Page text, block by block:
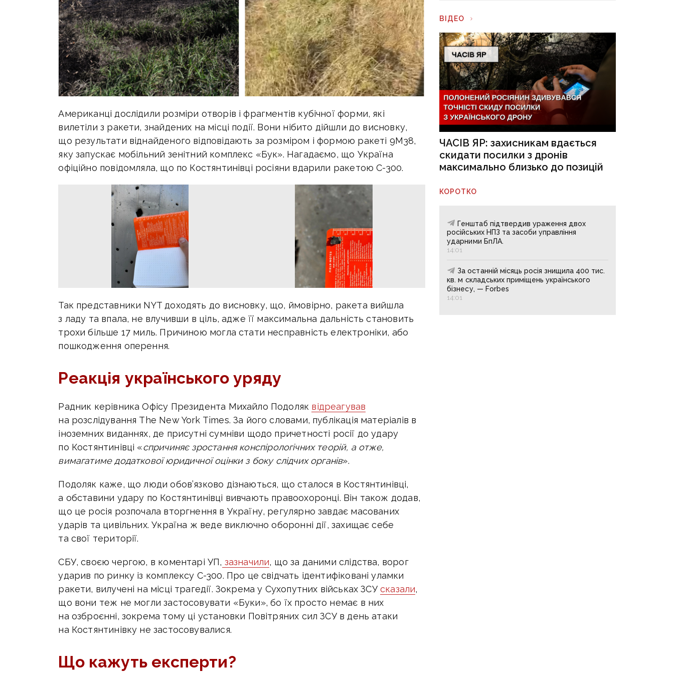
Американці дослідили розміри отворів і фрагментів кубічної форми, які
вилетіли з ракети, знайдених на місці події. Вони нібито дійшли до висновку,
що результати віднайденого відповідають за розміром і формою ракеті 9M38,
яку запускає мобільний зенітний комплекс «Бук». Нагадаємо, що Україна
офіційно повідомляла, що по Костянтинівці росіяни вдарили ракетою С-300.
Так представники NYT доходять до висновку, що, ймовірно, ракета вийшла
з ладу та впала, не влучивши в ціль, адже її максимальна дальність становить
трохи більше 17 миль. Причиною могла стати несправність електроніки, або
пошкодження оперення.
Реакція українського уряду
Радник керівника Офісу Президента Михайло Подоляк відреагував
на розслідування The New York Times. За його словами, публікація матеріалів в
іноземних виданнях, де присутні сумніви щодо причетності росії до удару
по Костянтинівці «спричиняє зростання конспірологічних теорій, а отже,
вимагатиме додаткової юридичної оцінки з боку слідчих органів».
Подоляк каже, що люди обов’язково дізнаються, що сталося в Костянтинівці,
а обставини удару по Костянтинівці вивчають правоохоронці. Він також додав,
що це росія розпочала вторгнення в Україну, регулярно завдає масованих
ударів та цивільних. Україна ж веде виключно оборонні дії, захищає себе
та свої території.
СБУ, своєю чергою, в коментарі УП, зазначили, що за даними слідства, ворог
ударив по ринку із комплексу С-300. Про це свідчать ідентифіковані уламки
ракети, вилучені на місці трагедії. Зокрема у Сухопутних військах ЗСУ сказали,
що вони теж не могли застосовувати «Буки», бо їх просто немає в них
на озброєнні, зокрема тому ці установки Повітряних сил ЗСУ в день атаки
на Костянтинівку не застосовувалися.
Що кажуть експерти?
ВІДЕО
ЧАСІВ ЯР: захисникам вдається
скидати посилки з дронів
максимально близько до позицій
КОРОТКО
Генштаб підтвердив ураження двох
російських НПЗ та засоби управління
ударними БпЛА.
14:01
За останній місяць росія знищила 400 тис.
кв. м складських приміщень українського
бізнесу, — Forbes
14:01